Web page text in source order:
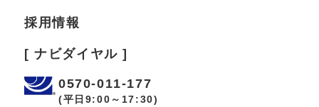
採用情報
[ ナビダイヤル ]
0570-011-177
(平日9:00～17:30)